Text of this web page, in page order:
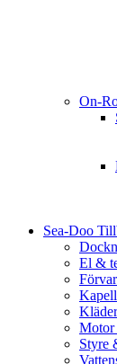
On-
Sea-Doo
El &
Kapell
Kläder
Motor
Styre